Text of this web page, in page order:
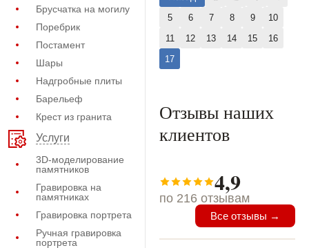
Брусчатка на могилу
Поребрик
Постамент
Шары
Надгробные плиты
Барельеф
Крест из гранита
Услуги
3D-моделирование
памятников
Гравировка на
памятниках
Гравировка портрета
Ручная гравировка
портрета
5
6 7 8 9
10
11
12 13 14 15
16
17
Отзывы наших
клиентов
4,9
по 216 отзывам
Все отзывы →